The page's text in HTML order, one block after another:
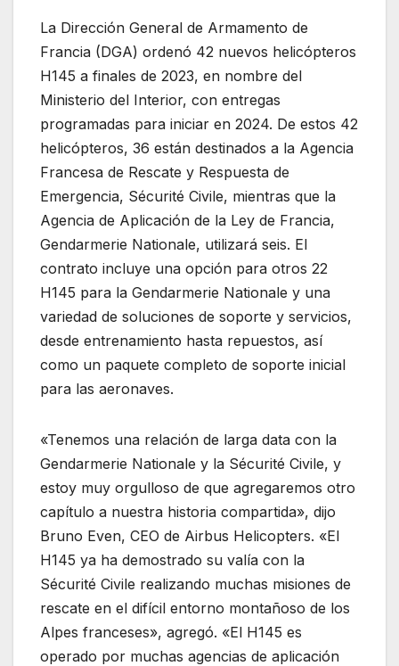
La Dirección General de Armamento de
Francia (DGA) ordenó 42 nuevos helicópteros
H145 a finales de 2023, en nombre del
Ministerio del Interior, con entregas
programadas para iniciar en 2024. De estos 42
helicópteros, 36 están destinados a la Agencia
Francesa de Rescate y Respuesta de
Emergencia, Sécurité Civile, mientras que la
Agencia de Aplicación de la Ley de Francia,
Gendarmerie Nationale, utilizará seis. El
contrato incluye una opción para otros 22
H145 para la Gendarmerie Nationale y una
variedad de soluciones de soporte y servicios,
desde entrenamiento hasta repuestos, así
como un paquete completo de soporte inicial
para las aeronaves.
«Tenemos una relación de larga data con la
Gendarmerie Nationale y la Sécurité Civile, y
estoy muy orgulloso de que agregaremos otro
capítulo a nuestra historia compartida», dijo
Bruno Even, CEO de Airbus Helicopters. «El
H145 ya ha demostrado su valía con la
Sécurité Civile realizando muchas misiones de
rescate en el difícil entorno montañoso de los
Alpes franceses», agregó. «El H145 es
operado por muchas agencias de aplicación